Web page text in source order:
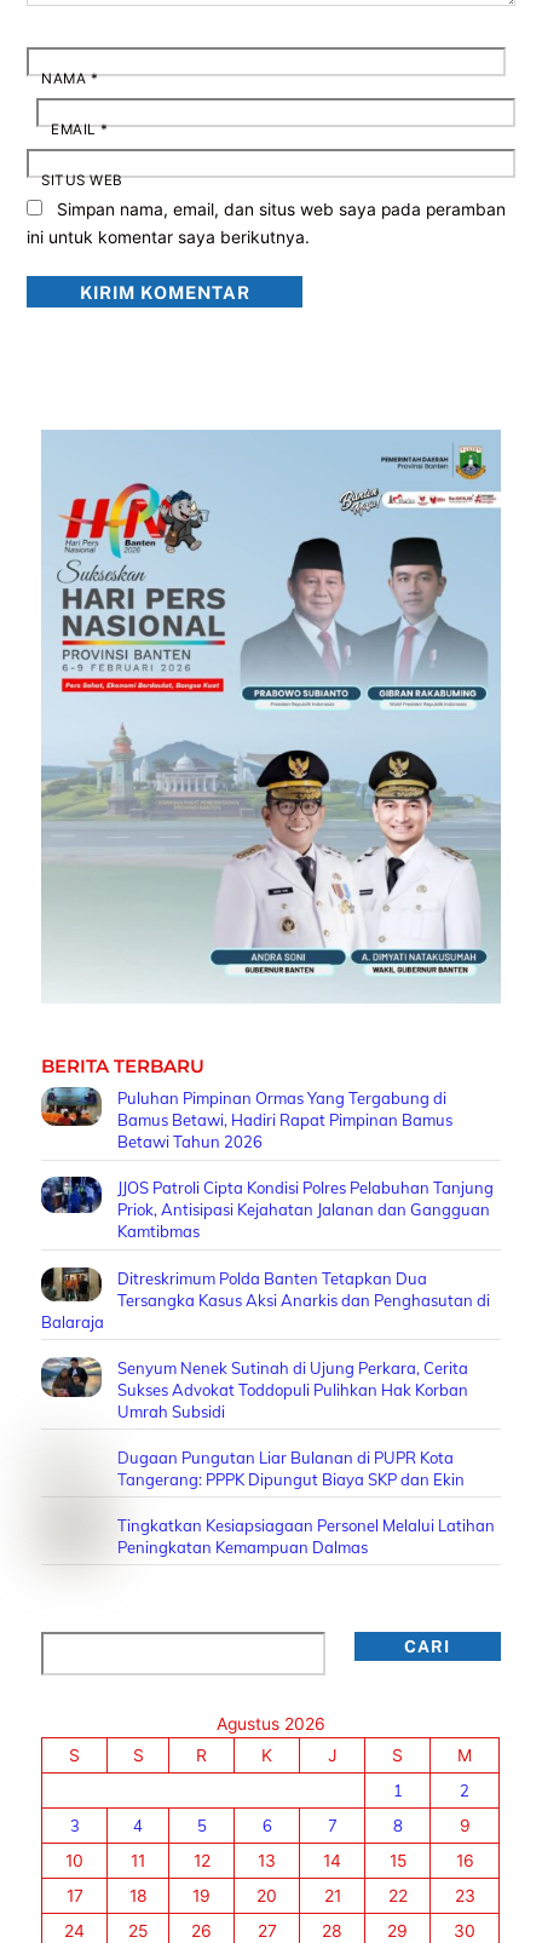
NAMA*
EMAIL*
SITUS WEB
Simpan nama, email, dan situs web saya pada peramban
ini untuk komentar saya berikutnya.
BERITA TERBARU
Puluhan Pimpinan Ormas Yang Tergabung di
Bamus Betawi, Hadiri Rapat Pimpinan Bamus
Betawi Tahun 2026
JJOS Patroli Cipta Kondisi Polres Pelabuhan Tanjung
Priok, Antisipasi Kejahatan Jalanan dan Gangguan
Kamtibmas
Ditreskrimum Polda Banten Tetapkan Dua
Tersangka Kasus Aksi Anarkis dan Penghasutan di
Balaraja
Senyum Nenek Sutinah di Ujung Perkara, Cerita
Sukses Advokat Toddopuli Pulihkan Hak Korban
Umrah Subsidi
Dugaan Pungutan Liar Bulanan di PUPR Kota
Tangerang: PPPK Dipungut Biaya SKP dan Ekin
Tingkatkan Kesiapsiagaan Personel Melalui Latihan
Peningkatan Kemampuan Dalmas
CARI
Agustus 2026
S
S R K J S
M
1
2
3
4 5 6 7 8
9
10
11 12 13 14 15
16
17
18 19 20 21 22
23
24
25 26 27 28 29
30